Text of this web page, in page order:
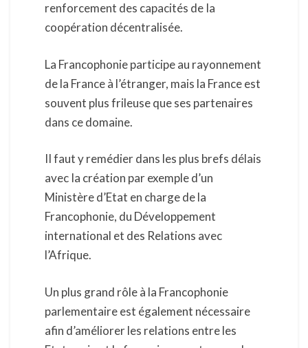
renforcement des capacités de Ia
coopération décentralisée.
La Francophonie participe au rayonnement
de la France à l’étranger, mais la France est
souvent plus frileuse que ses partenaires
dans ce domaine.
II faut y remédier dans les plus brefs délais
avec Ia création par exemple d’un
Ministère d’Etat en charge de la
Francophonie, du Développement
international et des Relations avec
l’Afrique.
Un plus grand rôle à la Francophonie
parlementaire est également nécessaire
afin d’améliorer les relations entre les